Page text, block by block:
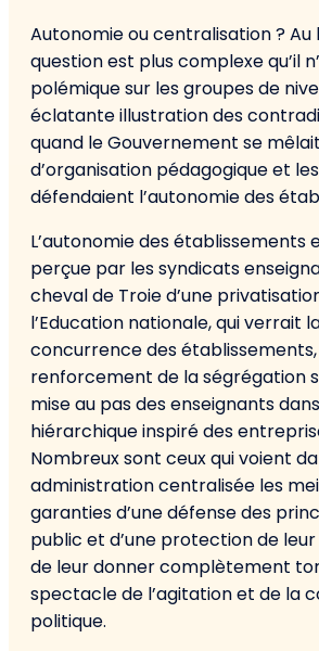
Autonomie ou centralisation ? Au
question est plus complexe qu’il
polémique sur les groupes de
éclatante illustration des
quand le Gouvernement se
d’organisation pédagogique et
défendaient l’autonomie des
L’autonomie des établissements
perçue par les syndicats
cheval de Troie d’une
l’Education nationale, qui verrait
concurrence des
renforcement de la ségrégation
mise au pas des enseignants
hiérarchique inspiré des
Nombreux sont ceux qui voient
administration centralisée les
garanties d’une défense des
public et d’une protection de
de leur donner complètement
spectacle de l’agitation et de la
politique.